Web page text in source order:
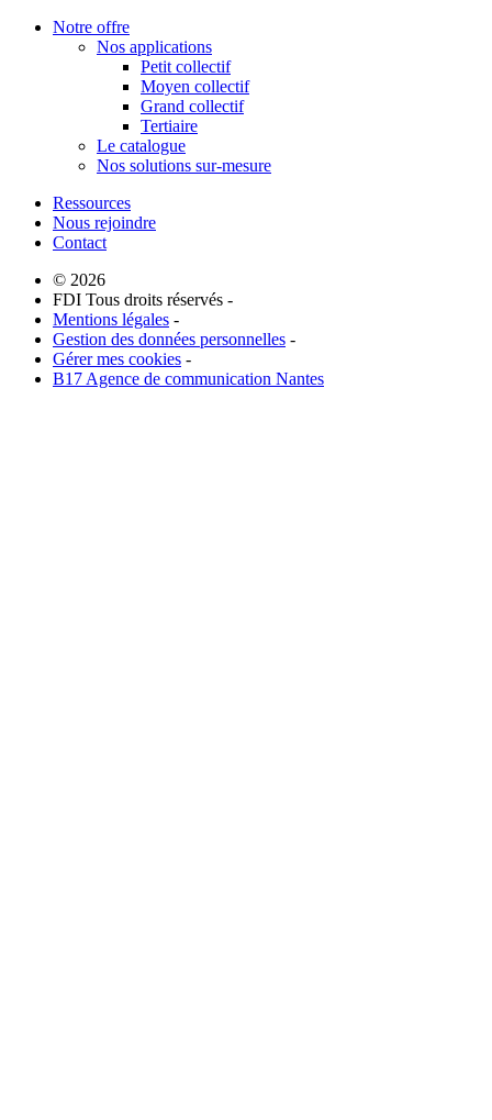
Notre offre
Nos applications
Petit collectif
Moyen collectif
Grand collectif
Tertiaire
Le catalogue
Nos solutions sur-mesure
Ressources
Nous rejoindre
Contact
© 2026
FDI Tous droits réservés -
Mentions légales -
Gestion des données personnelles -
Gérer mes cookies -
B17 Agence de communication Nantes